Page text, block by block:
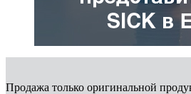
Продажа только оригинальной